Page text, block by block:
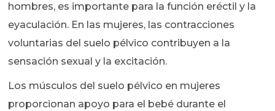
hombres, es importante para la función eréctil y la
eyaculación. En las mujeres, las contracciones
voluntarias del suelo pélvico contribuyen a la
sensación sexual y la excitación.
Los músculos del suelo pélvico en mujeres
proporcionan apoyo para el bebé durante el